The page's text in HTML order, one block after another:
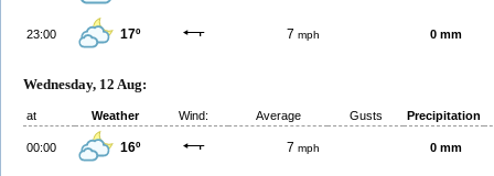
23:00 17º 7 mph 0 mm
Wednesday, 12 Aug:
at Weather Wind: Average Gusts Precipitation
00:00 16º 7 mph 0 mm